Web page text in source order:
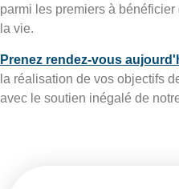
parmi les premiers à
la vie.
Prenez rendez-vous
la réalisation de vos objectifs
avec le soutien inégalé de